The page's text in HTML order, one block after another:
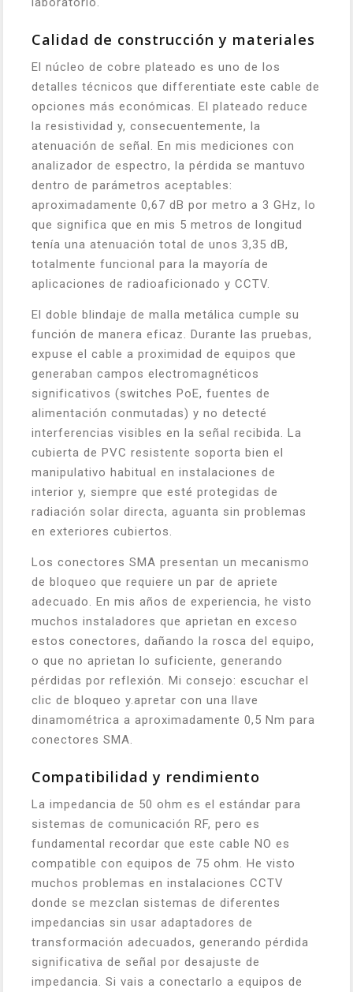
Calidad de construcción y materiales
El núcleo de cobre plateado es uno de los
detalles técnicos que differentiate este cable de
opciones más económicas. El plateado reduce
la resistividad y, consecuentemente, la
atenuación de señal. En mis mediciones con
analizador de espectro, la pérdida se mantuvo
dentro de parámetros aceptables:
aproximadamente 0,67 dB por metro a 3 GHz, lo
que significa que en mis 5 metros de longitud
tenía una atenuación total de unos 3,35 dB,
totalmente funcional para la mayoría de
aplicaciones de radioaficionado y CCTV.
El doble blindaje de malla metálica cumple su
función de manera eficaz. Durante las pruebas,
expuse el cable a proximidad de equipos que
generaban campos electromagnéticos
significativos (switches PoE, fuentes de
alimentación conmutadas) y no detecté
interferencias visibles en la señal recibida. La
cubierta de PVC resistente soporta bien el
manipulativo habitual en instalaciones de
interior y, siempre que esté protegidas de
radiación solar directa, aguanta sin problemas
en exteriores cubiertos.
Los conectores SMA presentan un mecanismo
de bloqueo que requiere un par de apriete
adecuado. En mis años de experiencia, he visto
muchos instaladores que aprietan en exceso
estos conectores, dañando la rosca del equipo,
o que no aprietan lo suficiente, generando
pérdidas por reflexión. Mi consejo: escuchar el
clic de bloqueo y.apretar con una llave
dinamométrica a aproximadamente 0,5 Nm para
conectores SMA.
Compatibilidad y rendimiento
La impedancia de 50 ohm es el estándar para
sistemas de comunicación RF, pero es
fundamental recordar que este cable NO es
compatible con equipos de 75 ohm. He visto
muchos problemas en instalaciones CCTV
donde se mezclan sistemas de diferentes
impedancias sin usar adaptadores de
transformación adecuados, generando pérdida
significativa de señal por desajuste de
impedancia. Si vais a conectarlo a equipos de